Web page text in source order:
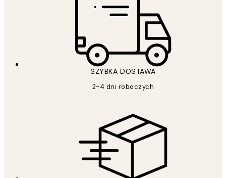
SZYBKA DOSTAWA
2-4 dni roboczych